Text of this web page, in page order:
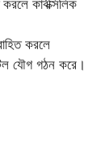
কার্বক্সিলিক
করলে
যৌগ গঠন করে।